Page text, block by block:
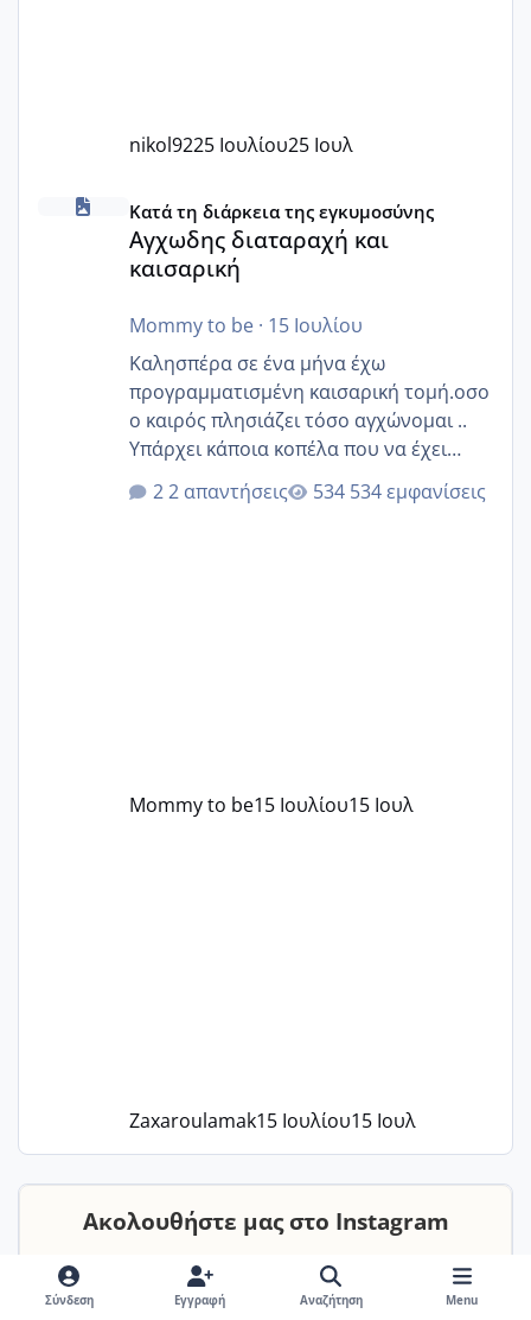
nikol9225 Ιουλίου25 Ιουλ
Αγχωδης διαταραχή και καισαρική
Κατά τη διάρκεια της εγκυμοσύνης
Αγχωδης διαταραχή και
καισαρική
Mommy to be· 15 Ιουλίου
Καλησπέρα σε ένα μήνα έχω
προγραμματισμένη καισαρική τομή.οσο
ο καιρός πλησιάζει τόσο αγχώνομαι ..
Υπάρχει κάποια κοπέλα που να έχει
παρόμοιο ιστορικό να μας πει την
εμπειρία της;Να σημειώσω είναι η
2 απαντήσεις 534 εμφανίσεις
Mommy to be15 Ιουλίου15 Ιουλ
Zaxaroulamak15 Ιουλίου15 Ιουλ
Ακολουθήστε μας στο Instagram
Σύνδεση Εγγραφή Αναζήτηση Menu